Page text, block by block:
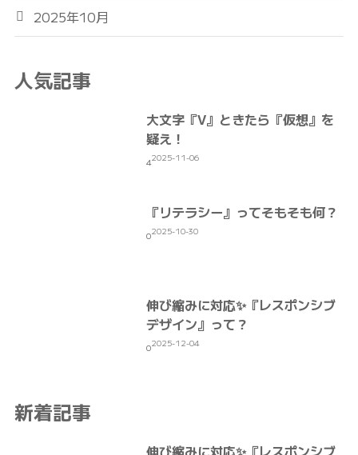
2025年10月
人気記事
大文字『V』ときたら『仮想』を
疑え！
42025-11-06
『リテラシー』ってそもそも何？
02025-10-30
伸び縮みに対応✨『レスポンシブ
デザイン』って？
02025-12-04
新着記事
伸び縮みに対応✨『レスポンシブ